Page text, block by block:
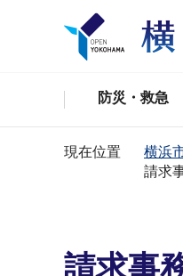
防災・救急
現在位置 横浜
請求
請求事